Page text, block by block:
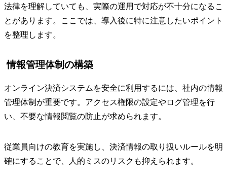
法律を理解していても、実際の運用で対応が不十分になるこ
とがあります。ここでは、導入後に特に注意したいポイント
を整理します。
情報管理体制の構築
オンライン決済システムを安全に利用するには、社内の情報
管理体制が重要です。アクセス権限の設定やログ管理を行
い、不要な情報閲覧の防止が求められます。
従業員向けの教育を実施し、決済情報の取り扱いルールを明
確にすることで、人的ミスのリスクも抑えられます。